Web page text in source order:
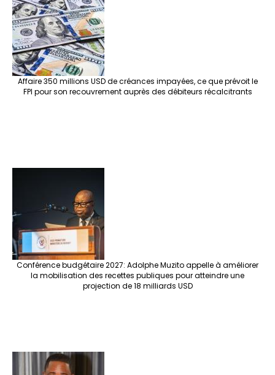
Affaire 350 millions USD de créances impayées, ce que prévoit le
FPI pour son recouvrement auprès des débiteurs récalcitrants
Conférence budgétaire 2027: Adolphe Muzito appelle à améliorer
la mobilisation des recettes publiques pour atteindre une
projection de 18 milliards USD